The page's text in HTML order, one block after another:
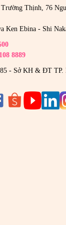
Thịnh, 76
Ken Ebina - Shi
8889
- Sở KH & ĐT